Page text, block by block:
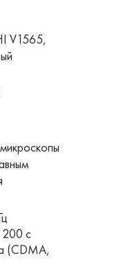
V1565,
200 с
(CDMA,